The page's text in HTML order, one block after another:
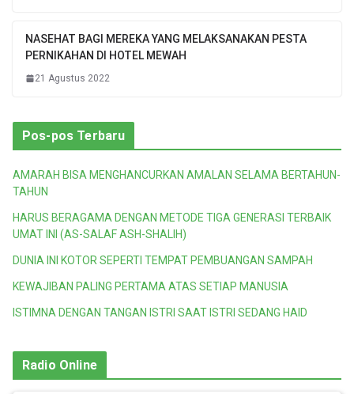
NASEHAT BAGI MEREKA YANG MELAKSANAKAN PESTA
PERNIKAHAN DI HOTEL MEWAH
21 Agustus 2022
Pos-pos Terbaru
AMARAH BISA MENGHANCURKAN AMALAN SELAMA BERTAHUN-
TAHUN
HARUS BERAGAMA DENGAN METODE TIGA GENERASI TERBAIK
UMAT INI (AS-SALAF ASH-SHALIH)
DUNIA INI KOTOR SEPERTI TEMPAT PEMBUANGAN SAMPAH
KEWAJIBAN PALING PERTAMA ATAS SETIAP MANUSIA
ISTIMNA DENGAN TANGAN ISTRI SAAT ISTRI SEDANG HAID
Radio Online